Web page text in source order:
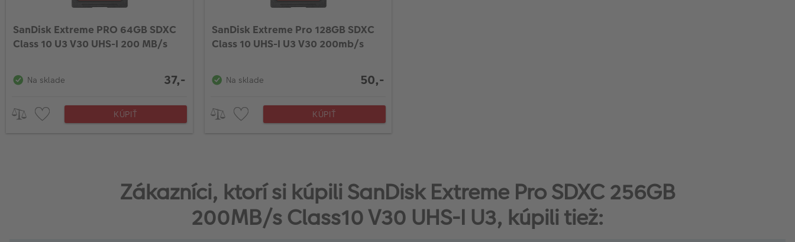
SanDisk Extreme PRO 64GB SDXC
Class 10 U3 V30 UHS-I 200 MB/s
Na sklade 37,-
KÚPIŤ
SanDisk Extreme Pro 128GB SDXC
Class 10 UHS-I U3 V30 200mb/s
Na sklade 50,-
KÚPIŤ
Zákazníci, ktorí si kúpili SanDisk Extreme Pro SDXC 256GB
200MB/s Class10 V30 UHS-I U3, kúpili tiež: